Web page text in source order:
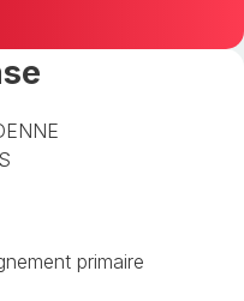
primaire